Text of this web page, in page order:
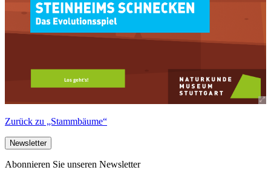
Zurück zu „Stammbäume“
Newsletter
Abonnieren Sie unseren Newsletter